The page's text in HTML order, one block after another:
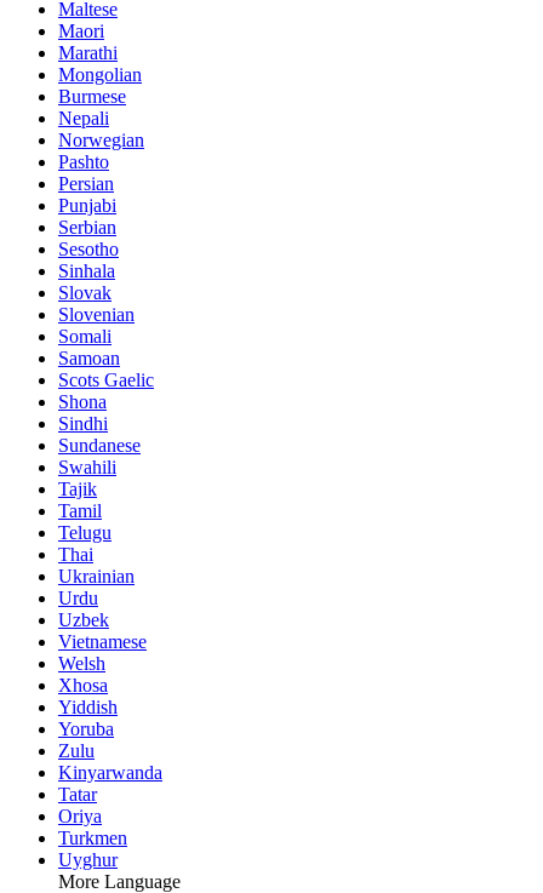
Maltese
Maori
Marathi
Mongolian
Burmese
Nepali
Norwegian
Pashto
Persian
Punjabi
Serbian
Sesotho
Sinhala
Slovak
Slovenian
Somali
Samoan
Scots Gaelic
Shona
Sindhi
Sundanese
Swahili
Tajik
Tamil
Telugu
Thai
Ukrainian
Urdu
Uzbek
Vietnamese
Welsh
Xhosa
Yiddish
Yoruba
Zulu
Kinyarwanda
Tatar
Oriya
Turkmen
Uyghur
More Language